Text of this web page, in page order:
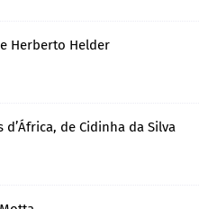
Herberto Helder
d’África, de Cidinha da Silva